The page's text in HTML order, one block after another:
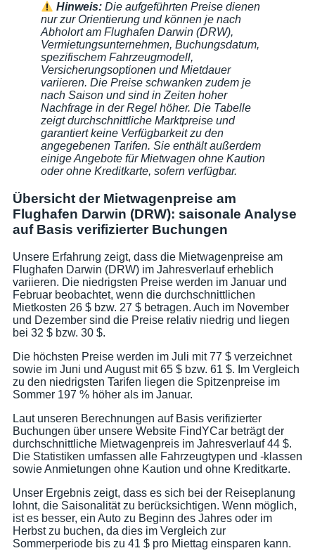
Hinweis: Die aufgeführten Preise dienen
nur zur Orientierung und können je nach
Abholort am Flughafen Darwin (DRW),
Vermietungsunternehmen, Buchungsdatum,
spezifischem Fahrzeugmodell,
Versicherungsoptionen und Mietdauer
variieren. Die Preise schwanken zudem je
nach Saison und sind in Zeiten hoher
Nachfrage in der Regel höher. Die Tabelle
zeigt durchschnittliche Marktpreise und
garantiert keine Verfügbarkeit zu den
angegebenen Tarifen. Sie enthält außerdem
einige Angebote für Mietwagen ohne Kaution
oder ohne Kreditkarte, sofern verfügbar.
Übersicht der Mietwagenpreise am
Flughafen Darwin (DRW): saisonale Analyse
auf Basis verifizierter Buchungen
Unsere Erfahrung zeigt, dass die Mietwagenpreise am
Flughafen Darwin (DRW) im Jahresverlauf erheblich
variieren. Die niedrigsten Preise werden im Januar und
Februar beobachtet, wenn die durchschnittlichen
Mietkosten 26 $ bzw. 27 $ betragen. Auch im November
und Dezember sind die Preise relativ niedrig und liegen
bei 32 $ bzw. 30 $.
Die höchsten Preise werden im Juli mit 77 $ verzeichnet
sowie im Juni und August mit 65 $ bzw. 61 $. Im Vergleich
zu den niedrigsten Tarifen liegen die Spitzenpreise im
Sommer 197 % höher als im Januar.
Laut unseren Berechnungen auf Basis verifizierter
Buchungen über unsere Website FindYCar beträgt der
durchschnittliche Mietwagenpreis im Jahresverlauf 44 $.
Die Statistiken umfassen alle Fahrzeugtypen und -klassen
sowie Anmietungen ohne Kaution und ohne Kreditkarte.
Unser Ergebnis zeigt, dass es sich bei der Reiseplanung
lohnt, die Saisonalität zu berücksichtigen. Wenn möglich,
ist es besser, ein Auto zu Beginn des Jahres oder im
Herbst zu buchen, da dies im Vergleich zur
Sommerperiode bis zu 41 $ pro Miettag einsparen kann.